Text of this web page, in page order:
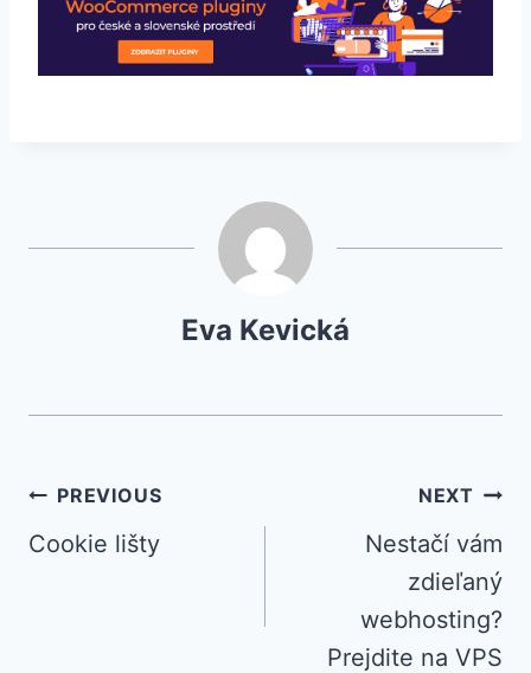
Eva Kevická
Navigácia
v
PREVIOUS
Cookie lišty
NEXT
Nestačí vám
zdieľaný
webhosting?
Prejdite na VPS